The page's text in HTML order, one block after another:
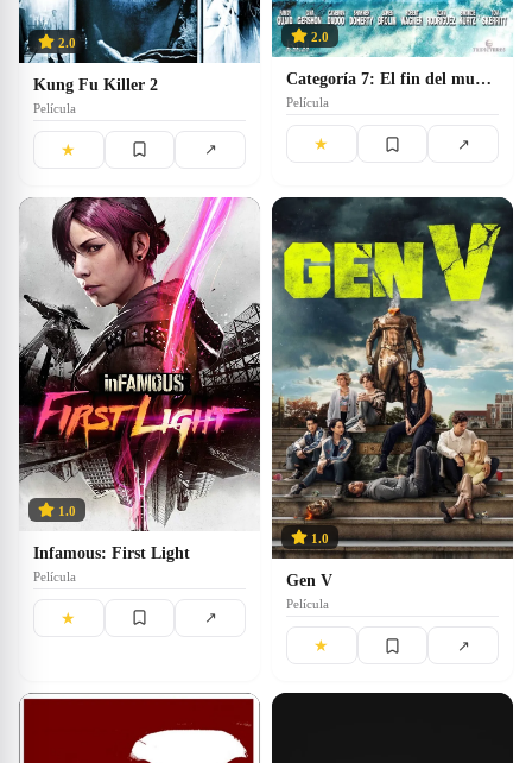
2.0
Kung Fu Killer 2
Película
★ ↗
2.0
Categoría 7: El fin del mundo
Película
★ ↗
1.0
Infamous: First Light
Película
★ ↗
1.0
Gen V
Película
★ ↗